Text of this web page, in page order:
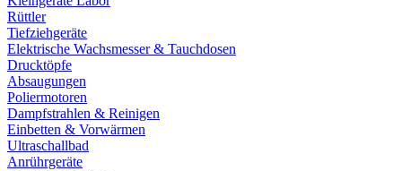
Rüttler
Tiefziehgeräte
Elektrische Wachsmesser & Tauchdosen
Drucktöpfe
Absaugungen
Poliermotoren
Dampfstrahlen & Reinigen
Einbetten & Vorwärmen
Ultraschallbad
Anrührgeräte